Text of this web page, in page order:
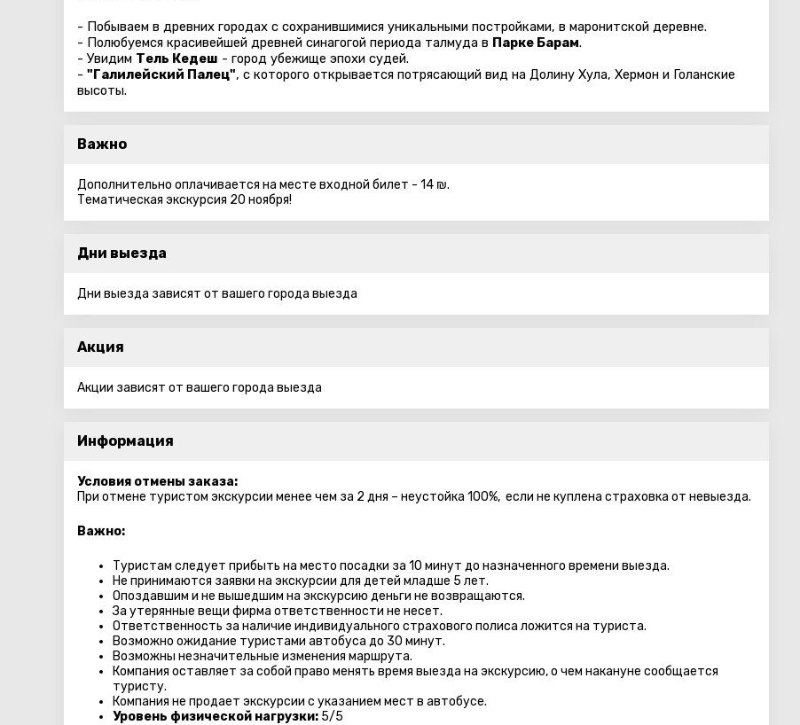
- Побываем в древних городах с сохранившимися уникальными постройками, в маронитской деревне.
- Полюбуемся красивейшей древней синагогой периода талмуда в Парке Барам.
- Увидим Тель Кедеш - город убежище эпохи судей.
- "Галилейский Палец", с которого открывается потрясающий вид на Долину Хула, Хермон и Голанские
высоты.
Важно
Дополнительно оплачивается на месте входной билет - 14 ₪.
Тематическая экскурсия 20 ноября!
Дни выезда
Дни выезда зависят от вашего города выезда
Акция
Акции зависят от вашего города выезда
Информация
Условия отмены заказа:
При отмене туристом экскурсии менее чем за 2 дня – неустойка 100%, если не куплена страховка от невыезда.
Важно:
Туристам следует прибыть на место посадки за 10 минут до назначенного времени выезда.
Не принимаются заявки на экскурсии для детей младше 5 лет.
Опоздавшим и не вышедшим на экскурсию деньги не возвращаются.
За утерянные вещи фирма ответственности не несет.
Ответственность за наличие индивидуального страхового полиса ложится на туриста.
Возможно ожидание туристами автобуса до 30 минут.
Возможны незначительные изменения маршрута.
Компания оставляет за собой право менять время выезда на экскурсию, о чем накануне сообщается
туристу.
Компания не продает экскурсии с указанием мест в автобуcе.
Уровень физической нагрузки: 5/5